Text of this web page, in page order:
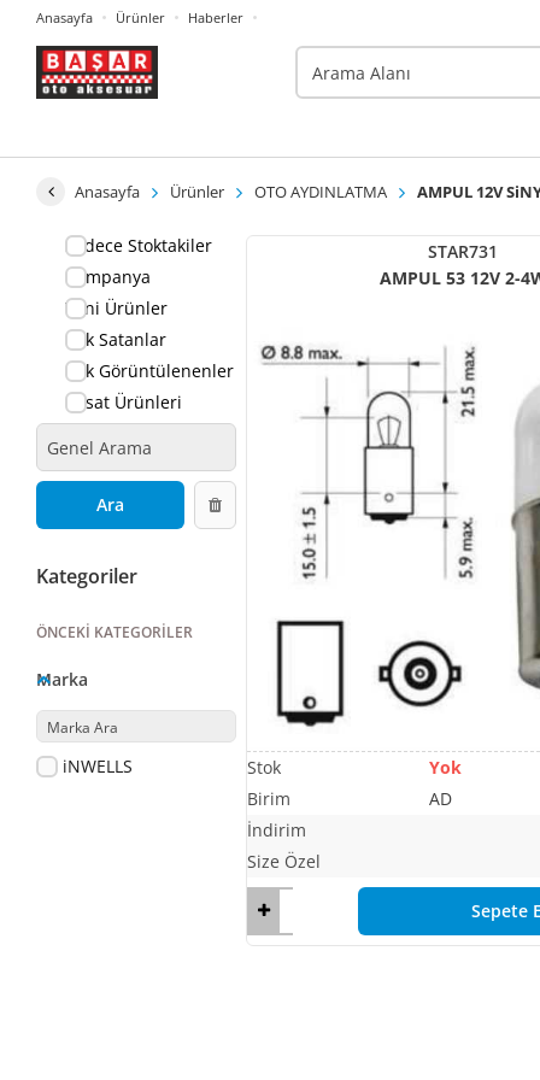
Anasayfa Ürünler Haberler
Anasayfa Ürünler OTO AYDINLATMA AMPUL 12V
Sadece Stoktakiler
Kampanya
Yeni Ürünler
Çok Satanlar
Çok Görüntülenenler
Fırsat Ürünleri
Ara
Kategoriler
ÖNCEKI KATEGORILER
Marka
iNWELLS
STAR731
AMPUL 53 12V
AD
Yok
Sepete